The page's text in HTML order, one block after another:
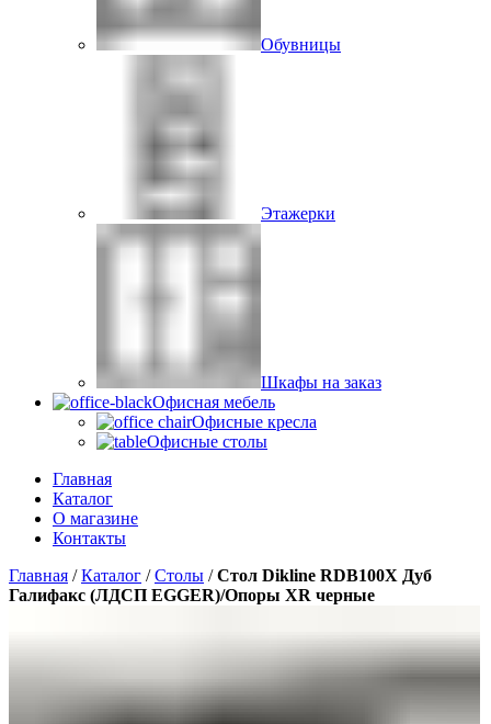
Обувницы
Этажерки
Шкафы на заказ
Офисная мебель
Офисные кресла
Офисные столы
Главная
Каталог
О магазине
Контакты
Главная /Каталог /Столы /Стол Dikline RDB100X Дуб
Галифакс (ЛДСП EGGER)/Опоры XR черные